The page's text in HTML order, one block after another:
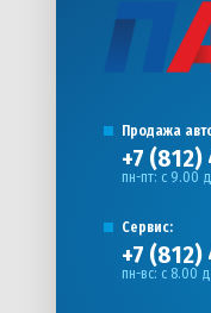
Продажа
+7
пн-пт: с 9.00
Сервис:
+7
пн-вс: с 8.00